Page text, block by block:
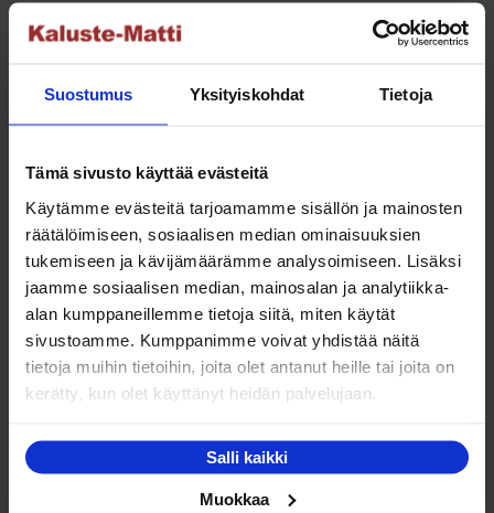
Suostumus Yksityiskohdat Tietoja
Tämä sivusto käyttää evästeitä
Käytämme evästeitä tarjoamamme sisällön ja mainosten
räätälöimiseen, sosiaalisen median ominaisuuksien
tukemiseen ja kävijämäärämme analysoimiseen. Lisäksi
jaamme sosiaalisen median, mainosalan ja analytiikka-
alan kumppaneillemme tietoja siitä, miten käytät
sivustoamme. Kumppanimme voivat yhdistää näitä
tietoja muihin tietoihin, joita olet antanut heille tai joita on
kerätty, kun olet käyttänyt heidän palvelujaan.
Salli kaikki
Muokkaa
asiakaspalvelustamme
Dream Amore Pocket 180x200cm
NETTO
699.00€–888.00€Hintaluokka:
699.00 €
Valitse vaihtoehdoista